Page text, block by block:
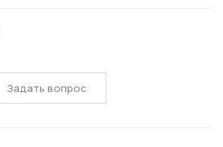
Задать вопрос